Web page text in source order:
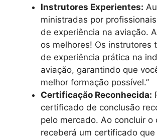
Instrutores Experientes:
ministradas por
de experiência na aviação.
os melhores! Os instrutores
de experiência prática na
aviação, garantindo que
melhor formação possível.”
Certificação Reconhecida:
certificado de conclusão
pelo mercado. Ao concluir o
receberá um certificado que